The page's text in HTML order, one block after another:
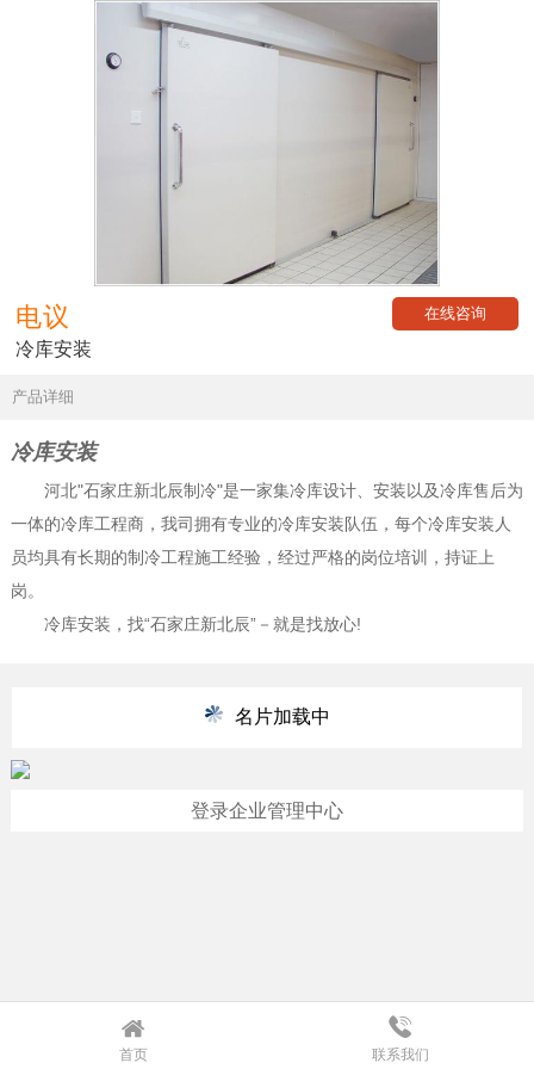
电议 在线咨询
冷库安装
产品详细
冷库安装
河北"石家庄新北辰制冷"是一家集冷库设计、安装以及冷库售后为
一体的冷库工程商，我司拥有专业的冷库安装队伍，每个冷库安装人
员均具有长期的制冷工程施工经验，经过严格的岗位培训，持证上
岗。
冷库安装，找“石家庄新北辰”－就是找放心!
名片加载中
登录企业管理中心
首页 联系我们